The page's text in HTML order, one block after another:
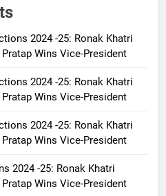
2024 -25: Ronak Khatri
Wins Vice-President
2024 -25: Ronak Khatri
Wins Vice-President
2024 -25: Ronak Khatri
Wins Vice-President
2024 -25: Ronak Khatri
Wins Vice-President